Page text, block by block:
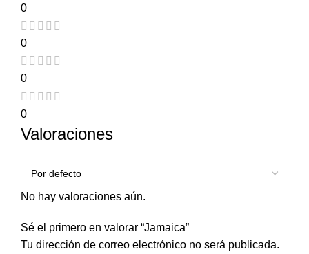
0
0
0
0
Valoraciones
No hay valoraciones aún.
Sé el primero en valorar “Jamaica”
Tu dirección de correo electrónico no será publicada.